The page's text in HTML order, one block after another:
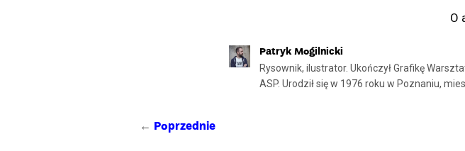
O
Patryk Mogilnicki
Rysownik, ilustrator. Ukończył Grafikę
ASP. Urodził się w 1976 roku w Poznaniu,
← Poprzednie